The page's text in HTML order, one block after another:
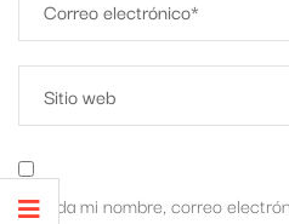
Guarda mi nombre, correo